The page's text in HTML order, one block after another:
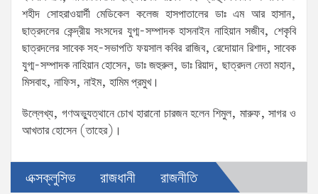
শহীদ সোহরাওয়ার্দী মেডিকেল কলেজ হাসপাতালের ডাঃ এম আর হাসান,
ছাত্রদলের কেন্দ্রীয় সংসদের যুগ্ম-সম্পাদক হাসনাইন নাহিয়ান সজীব, শেকৃবি
ছাত্রদলের সাবেক সহ-সভাপতি ফয়সাল কবির রাজিব, রেদোয়ান রিশাদ, সাবেক
যুগ্ম-সম্পাদক নাহিয়ান হোসেন, ডাঃ জহুরুল, ডাঃ রিয়াদ, ছাত্রদল নেতা মহান,
মিসবাহ, নাফিস, নাইম, হামিম প্রমুখ।
উল্লেখ্য, গণঅভ্যুত্থানে চোখ হারানো চারজন হলেন শিমুল, মারুফ, সাগর ও
আখতার হোসেন (তাহের)।
এক্সক্লুসিভ রাজধানী রাজনীতি